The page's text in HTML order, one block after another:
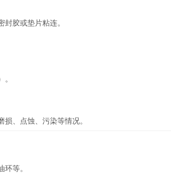
胶或垫片粘连。
、点蚀、污染等情况。
等。